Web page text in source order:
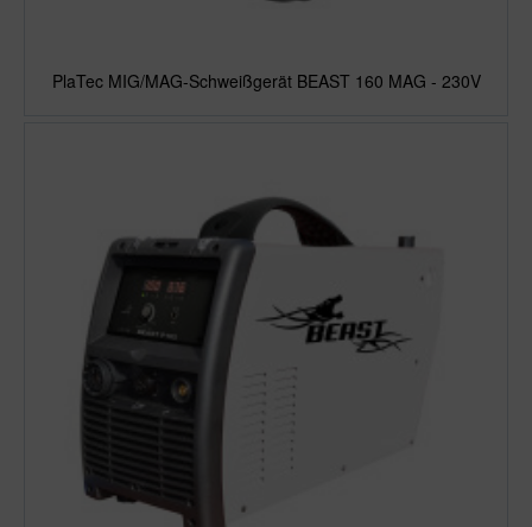
PlaTec MIG/MAG-Schweißgerät BEAST 160 MAG - 230V